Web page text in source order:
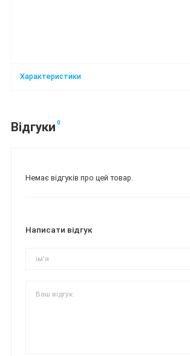
Характеристики
Відгуки 0
Немає відгуків про цей товар.
Написати відгук